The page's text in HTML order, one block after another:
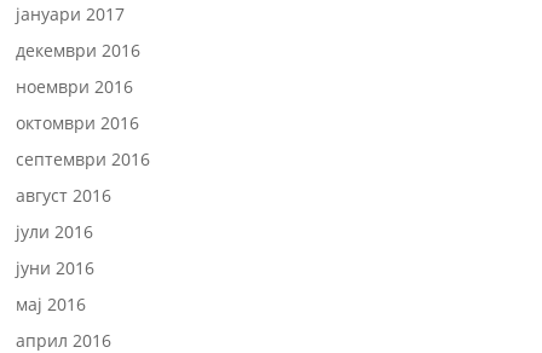
јануари 2017
декември 2016
ноември 2016
октомври 2016
септември 2016
август 2016
јули 2016
јуни 2016
мај 2016
април 2016